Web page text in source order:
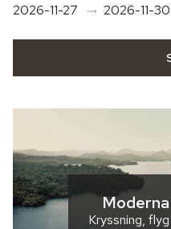
2026-11-27 2026-11-30
Kryssning,